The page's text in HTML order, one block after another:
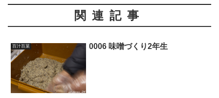
関連記事
百汁百菜 0006 味噌づくり2年生